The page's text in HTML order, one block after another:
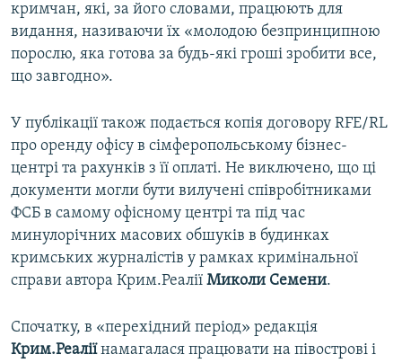
кримчан, які, за його словами, працюють для
видання, називаючи їх «молодою безпринципною
порослю, яка готова за будь-які гроші зробити все,
що завгодно».
У публікації також подається копія договору RFE/RL
про оренду офісу в сімферопольському бізнес-
центрі та рахунків з її оплаті. Не виключено, що ці
документи могли бути вилучені співробітниками
ФСБ в самому офісному центрі та під час
минулорічних масових обшуків в будинках
кримських журналістів у рамках кримінальної
справи автора Крим.Реалії Миколи Семени.
Спочатку, в «перехідний період» редакція
Крим.Реаліїнамагалася працювати на півострові і